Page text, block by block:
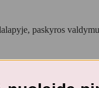
paskyros